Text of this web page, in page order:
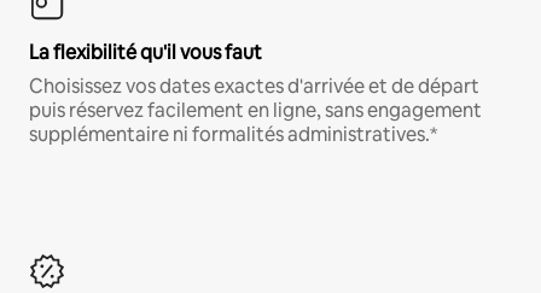
La flexibilité qu'il vous faut
Choisissez vos dates exactes d'arrivée et de départ
puis réservez facilement en ligne, sans engagement
supplémentaire ni formalités administratives.*